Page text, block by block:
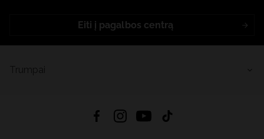
Eiti į pagalbos centrą